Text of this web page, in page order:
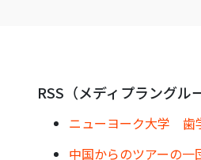
RSS（メディプラングル
ニューヨーク大学 歯
中国からのツアーの